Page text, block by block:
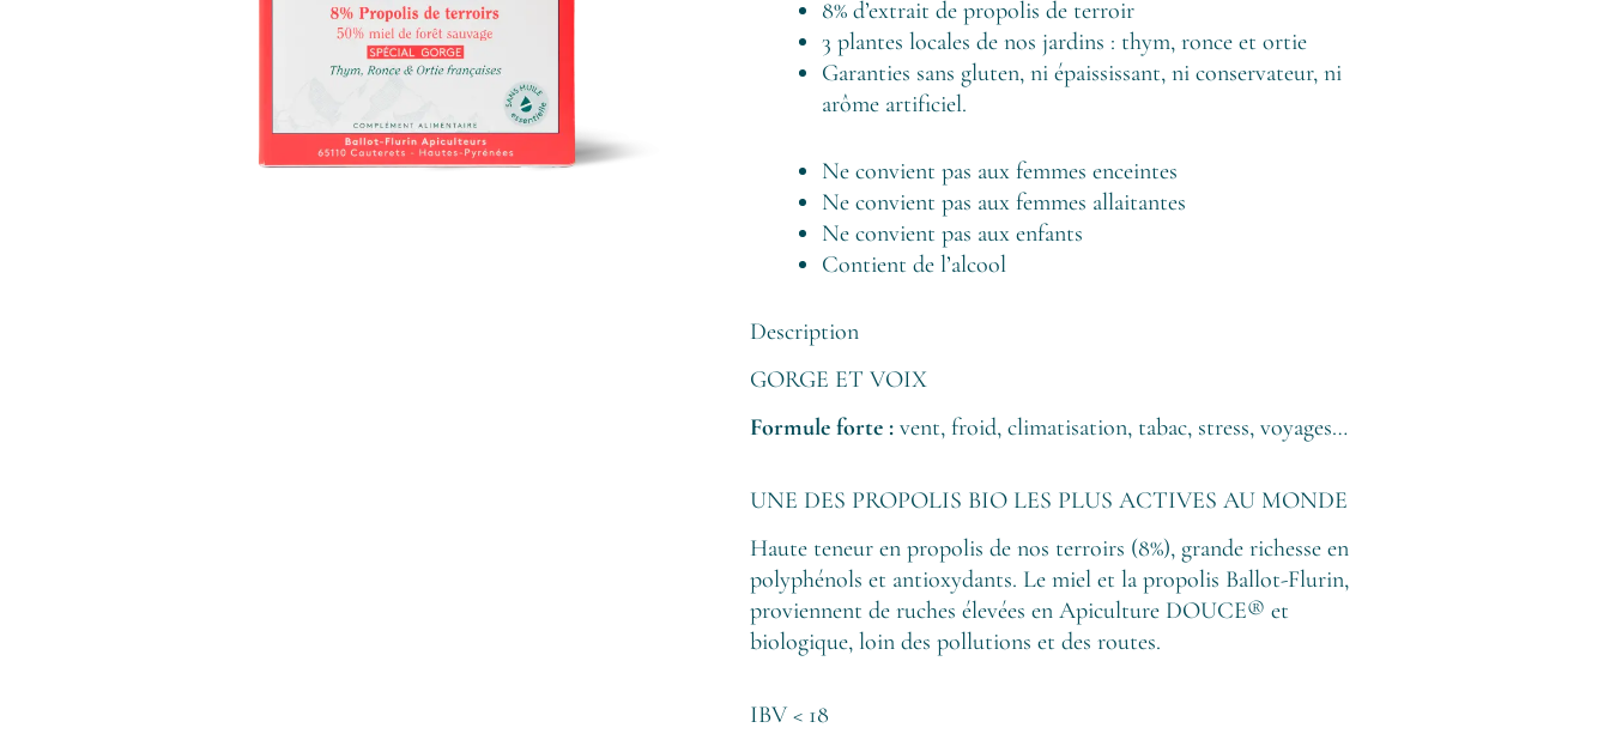
8% d’extrait de propolis de terroir
3 plantes locales de nos jardins : thym, ronce et ortie
Garanties sans gluten, ni épaississant, ni conservateur, ni
arôme artificiel.
Ne convient pas aux femmes enceintes
Ne convient pas aux femmes allaitantes
Ne convient pas aux enfants
Contient de l’alcool
Description
GORGE ET VOIX
Formule forte : vent, froid, climatisation, tabac, stress, voyages…
UNE DES PROPOLIS BIO LES PLUS ACTIVES AU MONDE
Haute teneur en propolis de nos terroirs (8%), grande richesse en
polyphénols et antioxydants. Le miel et la propolis Ballot-Flurin,
proviennent de ruches élevées en Apiculture DOUCE® et
biologique, loin des pollutions et des routes.
IBV < 18